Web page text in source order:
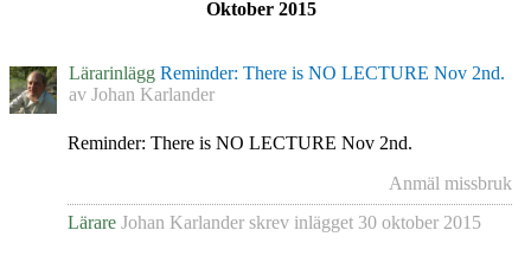
Oktober 2015
Lärarinlägg Reminder: There is NO LECTURE Nov 2nd.
av Johan Karlander
Reminder: There is NO LECTURE Nov 2nd.
Anmäl missbruk
Lärare Johan Karlander skrev inlägget 30 oktober 2015